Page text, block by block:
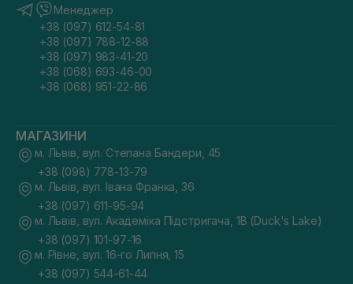
Менеджер
+38 (097) 612-54-81
+38 (097) 788-12-88
+38 (097) 983-41-20
+38 (068) 693-46-00
+38 (068) 951-22-86
МАГАЗИНИ
м. Львів, вул. Степана Бандери, 45
+38 (098) 778-13-79
м. Львів, вул. Івана Франка, 36
+38 (097) 611-95-94
м. Львів, вул. Академіка Підстригача, 1В (Duck's Lake)
+38 (097) 101-97-16
м. Рівне, вул. 16-го Липня, 15
+38 (097) 544-61-44